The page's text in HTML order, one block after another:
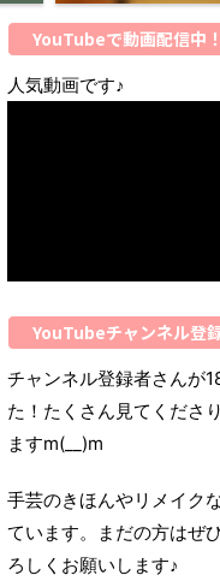
YouTubeで動画配信中！
人気動画です♪
YouTubeチャンネル登
チャンネル登録者さんが
た！たくさん見てくださ
ますm(__)m
手芸のきほんやリメイク
ています。まだの方はぜ
ろしくお願いします♪